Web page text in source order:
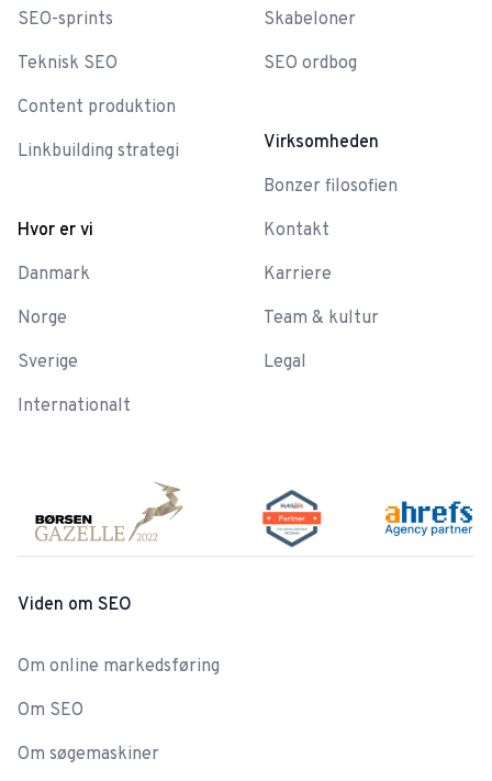
SEO-sprints
Teknisk SEO
Content produktion
Linkbuilding strategi
Hvor er vi
Danmark
Norge
Sverige
Internationalt
Skabeloner
SEO ordbog
Virksomheden
Bonzer filosofien
Kontakt
Karriere
Team & kultur
Legal
Viden om SEO
Om online markedsføring
Om SEO
Om søgemaskiner